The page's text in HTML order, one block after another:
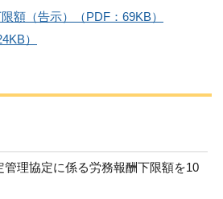
額（告示）（PDF：69KB）
）
理協定に係る労務報酬下限額を10